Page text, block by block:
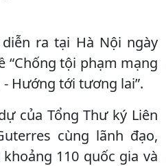
ra tại Hà Nội ngày
“Chống tội phạm mạng
Hướng tới tương lai”.
của Tổng Thư ký Liên
cùng lãnh đạo,
110 quốc gia và